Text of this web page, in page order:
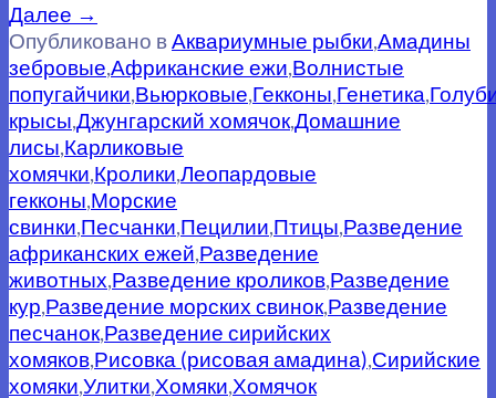
Далее →
Опубликовано вАквариумные рыбки,Амадины
зебровые,Африканские ежи,Волнистые
попугайчики,Вьюрковые,Гекконы,Генетика,
крысы,Джунгарский хомячок,Домашние
лисы,Карликовые
хомячки,Кролики,Леопардовые
гекконы,Морские
свинки,Песчанки,Пецилии,Птицы,Разведение
африканских ежей,Разведение
животных,Разведение кроликов,Разведение
кур,Разведение морских свинок,Разведение
песчанок,Разведение сирийских
хомяков,Рисовка (рисовая амадина),Сирийские
хомяки,Улитки,Хомяки,Хомячок